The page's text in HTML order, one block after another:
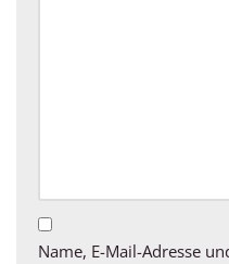
Name, E-Mail-Adresse